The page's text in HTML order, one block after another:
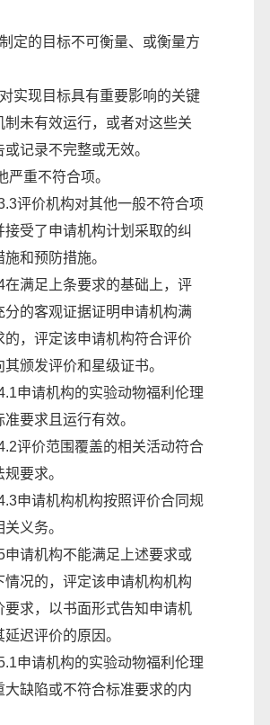
定的目标不可衡量、或衡量方
实现目标具有重要影响的关键
制未有效运行，或者对这些关
记录不完整或无效。
重不符合项。
评价机构对其他一般不符合项
接受了申请机构计划采取的纠
和预防措施。
在满足上条要求的基础上，评
分的客观证据证明申请机构满
的，评定该申请机构符合评价
颁发评价和星级证书。
申请机构的实验动物福利伦理
要求且运行有效。
评价范围覆盖的相关活动符合
要求。
申请机构机构按照评价合同规
义务。
申请机构不能满足上述要求或
情况的，评定该申请机构机构
要求，以书面形式告知申请机
迟评价的原因。
申请机构的实验动物福利伦理
大缺陷或不符合标准要求的内